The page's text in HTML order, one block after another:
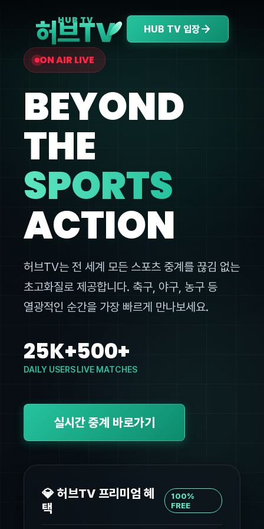
HUB TV
허브TV HUB TV 입장
ON AIR LIVE
BEYOND
THE
SPORTS
ACTION
허브TV는 전 세계 모든 스포츠 중계를 끊김 없는
초고화질로 제공합니다. 축구, 야구, 농구 등
열광적인 순간을 가장 빠르게 만나보세요.
25K+
DAILY USERS
500+
LIVE MATCHES
실시간 중계 바로가기
💎 허브TV 프리미엄 혜
택
100%
FREE